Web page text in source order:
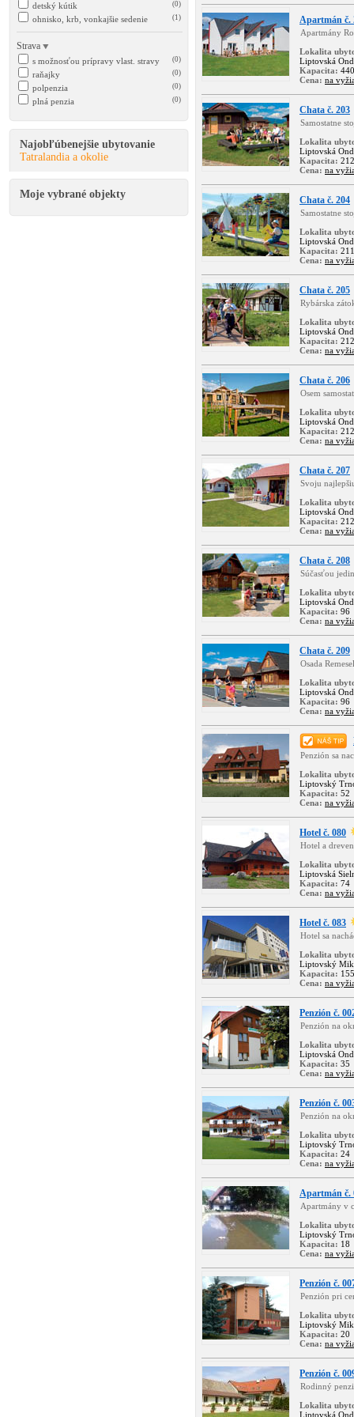
detský kútik (0)
ohnisko, krb, vonkajšie sedenie (1)
Strava
s možnosťou prípravy vlast. stravy (0)
raňajky (0)
polpenzia (0)
plná penzia (0)
Najobľúbenejšie ubytovanie
Tatralandia a okolie
Moje vybrané objekty
Apartmán č.
Apartmány
Lokalita
Liptovská
Kapacita: 440
Cena: na
Chata č. 203
Samostatne
Lokalita
Liptovská
Kapacita: 212
Cena: na
Chata č. 204
Samostatne
Lokalita
Liptovská
Kapacita: 211
Cena: na
Chata č. 205
Rybárska
Lokalita
Liptovská
Kapacita: 212
Cena: na
Chata č. 206
Osem
Lokalita
Liptovská
Kapacita: 212
Cena: na
Chata č. 207
Svoju
Lokalita
Liptovská
Kapacita: 212
Cena: na
Chata č. 208
Súčasťou
Lokalita
Liptovská
Kapacita: 96
Cena: na
Chata č. 209
Osada
Lokalita
Liptovská
Kapacita: 96
Cena: na
Penzión sa
Lokalita
Liptovský
Kapacita: 52
Cena: na
Hotel č. 080
Hotel a
Lokalita
Liptovská
Kapacita: 74
Cena: na
Hotel č. 083
Hotel sa
Lokalita
Liptovský
Kapacita: 155
Cena: na
Penzión č.
Penzión na
Lokalita
Liptovská
Kapacita: 35
Cena: na
Penzión č.
Penzión na
Lokalita
Liptovský
Kapacita: 24
Cena: na
Apartmán č.
Apartmány v
Lokalita
Liptovský
Kapacita: 18
Cena: na
Penzión č.
Penzión pri
Lokalita
Liptovský
Kapacita: 20
Cena: na
Penzión č.
Rodinný
Lokalita
Liptovská